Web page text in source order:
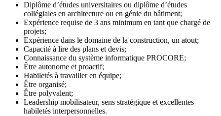
Diplôme d’études universitaires ou diplôme d’études
collégiales en architecture ou en génie du bâtiment;
Expérience requise de 3 ans minimum en tant que chargé de
projets;
Expérience dans le domaine de la construction, un atout;
Capacité à lire des plans et devis;
Connaissance du système informatique PROCORE;
Être autonome et proactif;
Habiletés à travailler en équipe;
Être organisé;
Être polyvalent;
Leadership mobilisateur, sens stratégique et excellentes
habiletés interpersonnelles.